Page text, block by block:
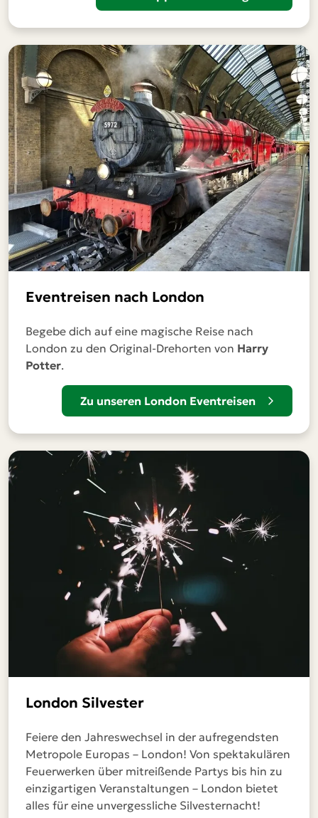
Eventreisen nach London
Begebe dich auf eine magische Reise nach
London zu den Original-Drehorten von Harry
Potter.
Zu unseren London Eventreisen
London Silvester
Feiere den Jahreswechsel in der aufregendsten
Metropole Europas – London! Von spektakulären
Feuerwerken über mitreißende Partys bis hin zu
einzigartigen Veranstaltungen – London bietet
alles für eine unvergessliche Silvesternacht!